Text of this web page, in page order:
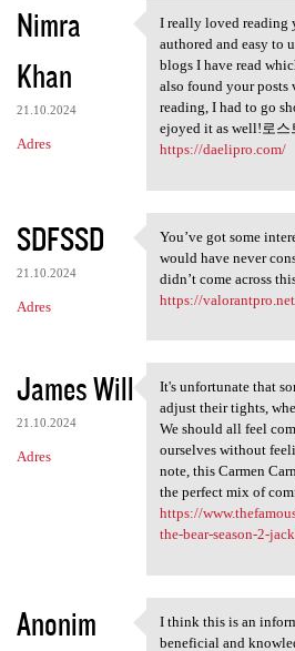
Nimra
Khan
21.10.2024
Adres
I really loved
I really loved reading
authored and easy to
blogs I have read
also found your posts
reading, I had to go
ejoyed it as well!로스
https://daelipro.com/
SDFSSD
21.10.2024
Adres
You’ve got some
You’ve got some
would have never
didn’t come across
https://
James Will
21.10.2024
Adres
It's unfortunate
It's unfortunate that
adjust their tights,
We should all feel
ourselves without
note, this Carmen
the perfect mix of
https://
the-bear-season-2-
Anonim I think this is an
I think this is an
beneficial and